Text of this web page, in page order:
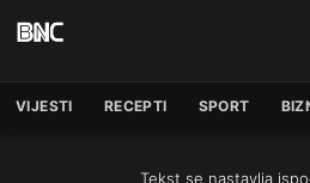
VIJESTI RECEPTI SPORT
Tekst se nastavlja